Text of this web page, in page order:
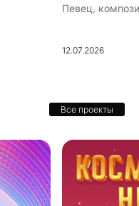
Певец,
12.07.2026
Все проекты